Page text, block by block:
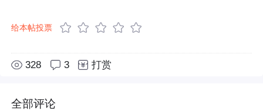
给本帖投票
328 3 打赏
全部评论